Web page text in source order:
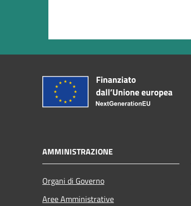
AMMINISTRAZIONE
Organi di Governo
Aree Amministrative